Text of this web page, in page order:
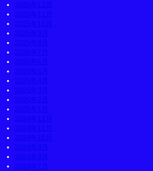
2025年12月
2025年11月
2025年10月
2025年9月
2025年8月
2025年7月
2025年6月
2025年5月
2025年4月
2025年3月
2025年2月
2025年1月
2024年12月
2024年11月
2024年10月
2024年9月
2024年8月
2024年7月